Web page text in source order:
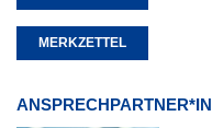
MERKZETTEL
ANSPRECHPARTNER*IN